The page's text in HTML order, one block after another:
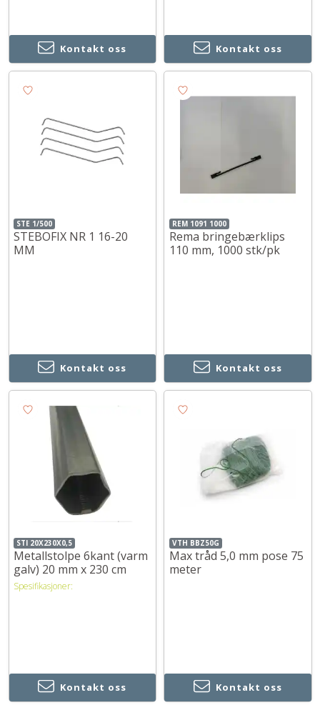
Kontakt oss Kontakt oss
STE 1/500
STEBOFIX NR 1 16-20
MM
Kontakt oss
REM 1091 1000
Rema bringebærklips
110 mm, 1000 stk/pk
Kontakt oss
STI 20X230X0,5
Metallstolpe 6kant (varm
galv) 20 mm x 230 cm
Spesifikasjoner:
Kontakt oss
VTH BBZ50G
Max tråd 5,0 mm pose 75
meter
Kontakt oss